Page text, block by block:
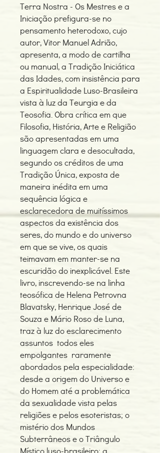
Terra Nostra - Os Mestres e a
Iniciação prefigura-se no
pensamento heterodoxo, cujo
autor, Vitor Manuel Adrião,
apresenta, a modo de cartilha
ou manual, a Tradição Iniciática
das Idades, com insistência para
a Espiritualidade Luso-Brasileira
vista à luz da Teurgia e da
Teosofia. Obra crítica em que
Filosofia, História, Arte e Religião
são apresentadas em uma
linguagem clara e desocultada,
segundo os créditos de uma
Tradição Única, exposta de
maneira inédita em uma
sequência lógica e
esclarecedora de muitíssimos
aspectos da existência dos
seres, do mundo e do universo
em que se vive, os quais
teimavam em manter-se na
escuridão do inexplicável. Este
livro, inscrevendo-se na linha
teosófica de Helena Petrovna
Blavatsky, Henrique José de
Souza e Mário Roso de Luna,
traz à luz do esclarecimento
assuntos todos eles
empolgantes raramente
abordados pela especialidade:
desde a origem do Universo e
do Homem até a problemática
da sexualidade vista pelas
religiões e pelos esoteristas; o
mistério dos Mundos
Subterrâneos e o Triângulo